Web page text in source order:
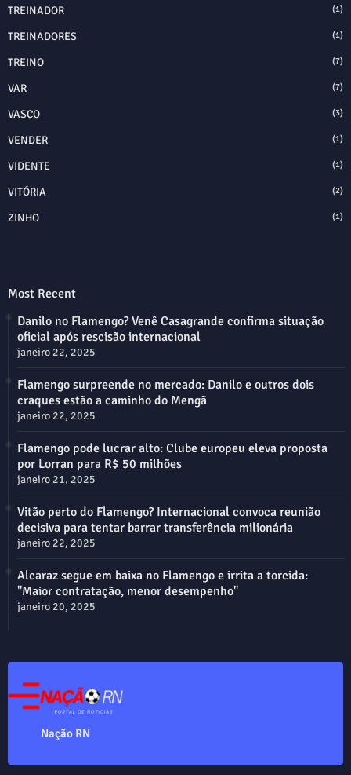
TREINADOR (1)
TREINADORES (1)
TREINO (7)
VAR (7)
VASCO (3)
VENDER (1)
VIDENTE (1)
VITÓRIA (2)
ZINHO (1)
Most Recent
Danilo no Flamengo? Venê Casagrande confirma situação
oficial após rescisão internacional
janeiro 22, 2025
Flamengo surpreende no mercado: Danilo e outros dois
craques estão a caminho do Mengã
janeiro 22, 2025
Flamengo pode lucrar alto: Clube europeu eleva proposta
por Lorran para R$ 50 milhões
janeiro 21, 2025
Vitão perto do Flamengo? Internacional convoca reunião
decisiva para tentar barrar transferência milionária
janeiro 22, 2025
Alcaraz segue em baixa no Flamengo e irrita a torcida:
"Maior contratação, menor desempenho"
janeiro 20, 2025
Nação RN